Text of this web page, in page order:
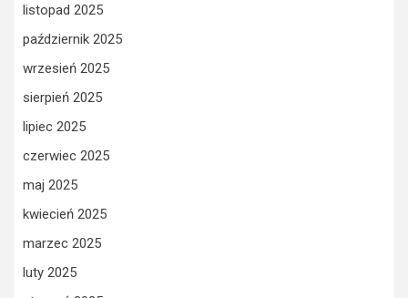
listopad 2025
październik 2025
wrzesień 2025
sierpień 2025
lipiec 2025
czerwiec 2025
maj 2025
kwiecień 2025
marzec 2025
luty 2025